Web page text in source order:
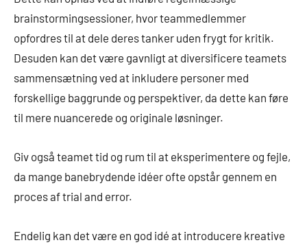
brainstormingsessioner, hvor teammedlemmer
opfordres til at dele deres tanker uden frygt for kritik.
Desuden kan det være gavnligt at diversificere teamets
sammensætning ved at inkludere personer med
forskellige baggrunde og perspektiver, da dette kan føre
til mere nuancerede og originale løsninger.
Giv også teamet tid og rum til at eksperimentere og fejle,
da mange banebrydende idéer ofte opstår gennem en
proces af trial and error.
Endelig kan det være en god idé at introducere kreative